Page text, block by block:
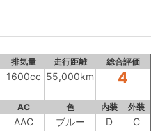
排気量 走行距離 総合評価
1600cc 55,000km 4
AC 色 内装 外装
AAC ブルー D C